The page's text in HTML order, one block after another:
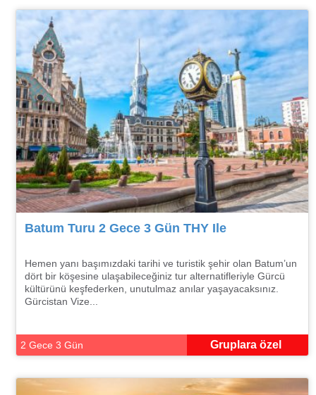
Batum Turu 2 Gece 3 Gün THY Ile
Hemen yanı başımızdaki tarihi ve turistik şehir olan Batum’un
dört bir köşesine ulaşabileceğiniz tur alternatifleriyle Gürcü
kültürünü keşfederken, unutulmaz anılar yaşayacaksınız.
Gürcistan Vize...
2 Gece 3 Gün Gruplara özel